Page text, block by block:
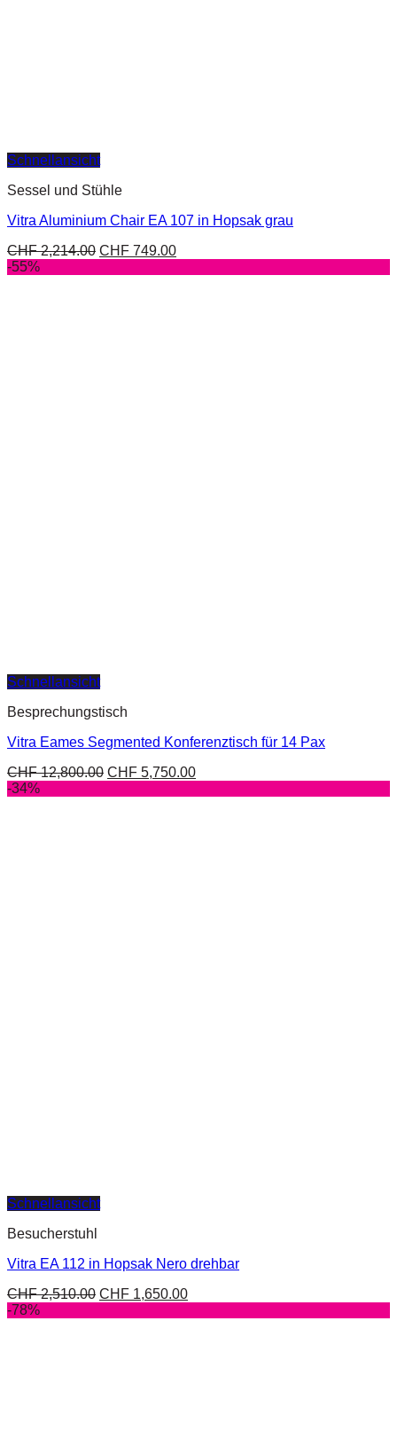
Schnellansicht
Sessel und Stühle
Vitra Aluminium Chair EA 107 in Hopsak grau
CHF2,214.00 CHF 749.00
-55%
Schnellansicht
Besprechungstisch
Vitra Eames Segmented Konferenztisch für 14 Pax
CHF12,800.00 CHF 5,750.00
-34%
Schnellansicht
Besucherstuhl
Vitra EA 112 in Hopsak Nero drehbar
CHF2,510.00 CHF 1,650.00
-78%